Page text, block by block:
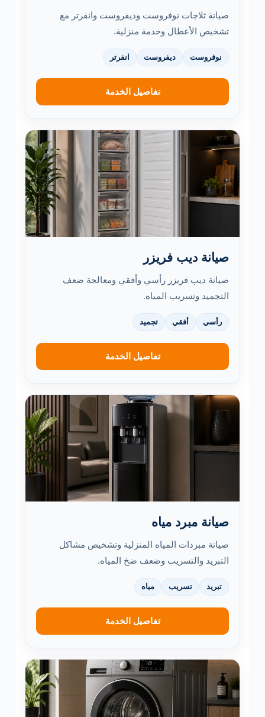
صيانة ثلاجات نوفروست وديفروست وانفرتر مع
تشخيص الأعطال وخدمة منزلية.
نوفروست ديفروست انفرتر
تفاصيل الخدمة
صيانة ديب فريزر
صيانة ديب فريزر رأسي وأفقي ومعالجة ضعف
التجميد وتسريب المياه.
رأسي أفقي تجميد
تفاصيل الخدمة
صيانة مبرد مياه
صيانة مبردات المياه المنزلية وتشخيص مشاكل
التبريد والتسريب وضعف ضخ المياه.
تبريد تسريب مياه
تفاصيل الخدمة